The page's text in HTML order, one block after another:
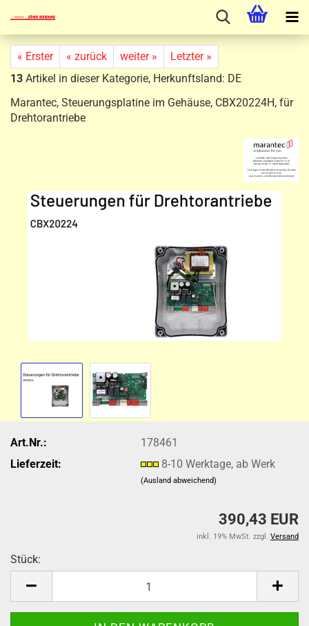
« Erster « zurück weiter »
Letzter »
13 Artikel in dieser Kategorie, Herkunftsland: DE
Marantec, Steuerungsplatine im Gehäuse, CBX20224H, für
Drehtorantriebe
Art.Nr.:
178461
Lieferzeit:
8-10 Werktage, ab Werk
(Ausland abweichend)
390,43 EUR
inkl. 19% MwSt. zzgl. Versand
Stück: